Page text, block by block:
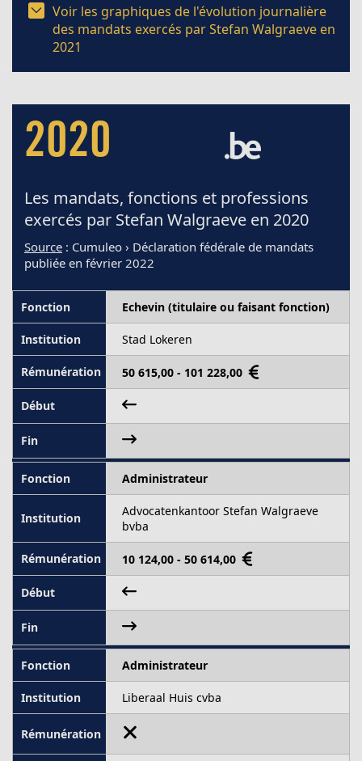
Voir les graphiques de l'évolution journalière
des mandats exercés par Stefan Walgraeve en
2021
2020
Les mandats, fonctions et professions
exercés par Stefan Walgraeve en 2020
Source : Cumuleo › Déclaration fédérale de mandats
publiée en février 2022
Echevin (titulaire ou faisant fonction)
Stad Lokeren
50 615,00 - 101 228,00
Administrateur
Advocatenkantoor Stefan Walgraeve
bvba
10 124,00 - 50 614,00
Administrateur
Liberaal Huis cvba